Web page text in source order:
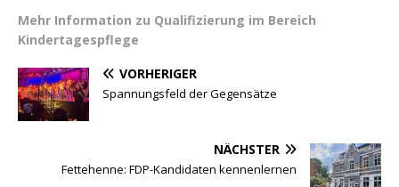
Mehr Information zu Qualifizierung im Bereich
Kindertagespflege
VORHERIGER
Spannungsfeld der Gegensätze
NÄCHSTER
Fettehenne: FDP-Kandidaten kennenlernen